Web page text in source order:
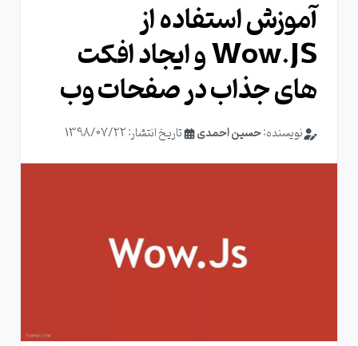
آموزش استفاده از
Wow.JS و ایجاد افکت
های جذاب در صفحات وب
نویسنده:حسین احمدی تاریخ انتشار: 1398/07/22